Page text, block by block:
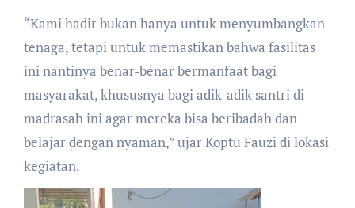
​“Kami hadir bukan hanya untuk menyumbangkan
tenaga, tetapi untuk memastikan bahwa fasilitas
ini nantinya benar-benar bermanfaat bagi
masyarakat, khususnya bagi adik-adik santri di
madrasah ini agar mereka bisa beribadah dan
belajar dengan nyaman,” ujar Koptu Fauzi di lokasi
kegiatan.